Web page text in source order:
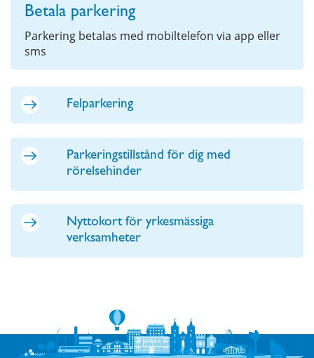
Betala parkering
Parkering betalas med mobiltelefon via app eller
sms
Felparkering
Parkeringstillstånd för dig med
rörelsehinder
Nyttokort för yrkesmässiga
verksamheter